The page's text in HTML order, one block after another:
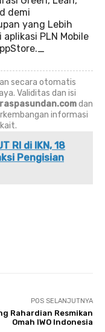
demi
yang Lebih
PLN Mobile
secara otomatis
Validitas dan isi
dan
informasi
RI di IKN, 18
Pengisian
POS SELANJUTNYA
Rahardian Resmikan
Omah IWO Indonesia